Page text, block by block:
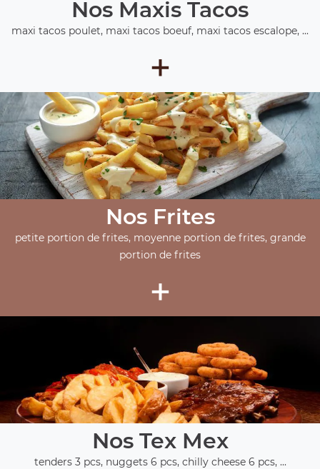
Nos Maxis Tacos
maxi tacos poulet, maxi tacos boeuf, maxi tacos escalope, ...
+
Nos Frites
petite portion de frites, moyenne portion de frites, grande
portion de frites
+
Nos Tex Mex
tenders 3 pcs, nuggets 6 pcs, chilly cheese 6 pcs, ...